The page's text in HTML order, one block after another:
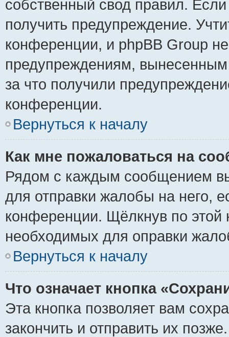
собственный свод правил.
получить предупреждение.
конференции, и phpBB Group
предупреждениям,
за что получили
конференции.
Вернуться к началу
Как мне пожаловаться на
Рядом с каждым сообщением
для отправки жалобы на него,
конференции. Щёлкнув по этой
необходимых для оправки
Вернуться к началу
Что означает кнопка
Эта кнопка позволяет вам
закончить и отправить их